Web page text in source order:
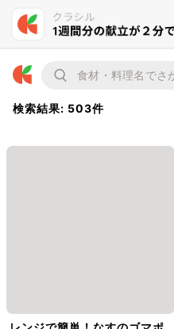
検索結果: 503件